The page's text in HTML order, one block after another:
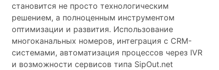
становится не просто технологическим
решением, а полноценным инструментом
оптимизации и развития. Использование
многоканальных номеров, интеграция с CRM-
системами, автоматизация процессов через IVR
и возможности сервисов типа SipOut.net